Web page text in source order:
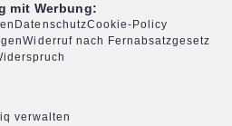
mit Werbung:
DatenschutzCookie-Policy
Widerruf nach Fernabsatzgesetz
verwalten